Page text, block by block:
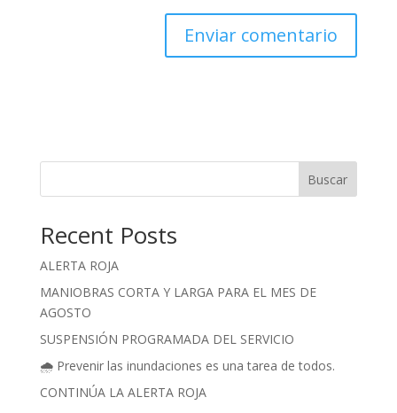
Buscar
Recent Posts
ALERTA ROJA
MANIOBRAS CORTA Y LARGA PARA EL MES DE
AGOSTO
SUSPENSIÓN PROGRAMADA DEL SERVICIO
🌧️ Prevenir las inundaciones es una tarea de todos.
CONTINÚA LA ALERTA ROJA